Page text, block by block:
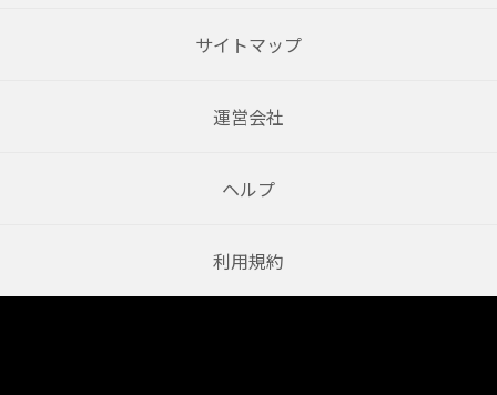
サイトマップ
運営会社
ヘルプ
利用規約